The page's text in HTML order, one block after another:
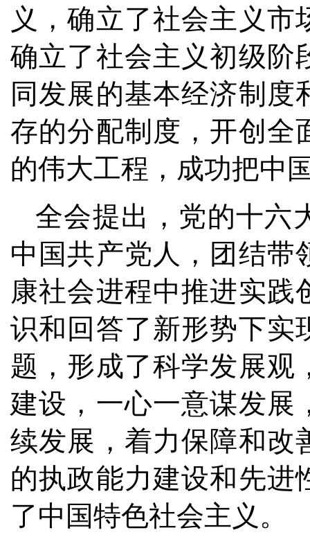
义，确立了社会主义
确立了社会主义初级阶
同发展的基本经济制
存的分配制度，开创全
的伟大工程，成功把中
全会提出，党的十六
中国共产党人，团结带
康社会进程中推进实践
识和回答了新形势下实
题，形成了科学发展观
建设，一心一意谋发展
续发展，着力保障和改
的执政能力建设和先进
了中国特色社会主义。